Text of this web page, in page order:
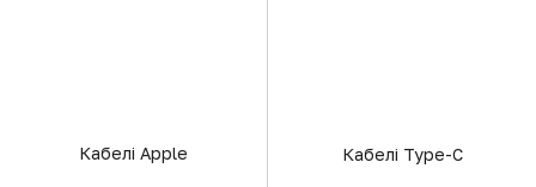
Кабелі Apple Кабелі Type-C